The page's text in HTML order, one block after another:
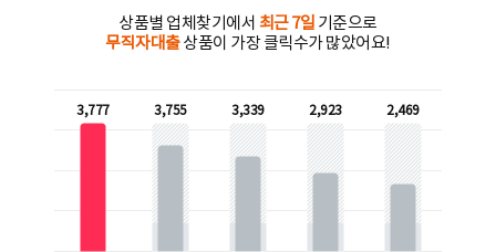
상품별 업체찾기에서 최근 7일 기준으로
무직자대출상품이 가장 클릭수가 많았어요!
3,777 3,755 3,339 2,923 2,469